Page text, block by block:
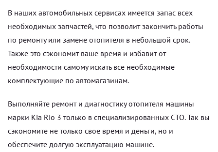
В наших автомобильных сервисах имеется запас всех
необходимых запчастей, что позволит закончить работы
по ремонту или замене отопителя в небольшой срок.
Также это сэкономит ваше время и избавит от
необходимости самому искать все необходимые
комплектующие по автомагазинам.
Выполняйте ремонт и диагностику отопителя машины
марки Kia Rio 3 только в специализированных СТО. Так вы
сэкономите не только свое время и деньги, но и
обеспечите долгую эксплуатацию машине.